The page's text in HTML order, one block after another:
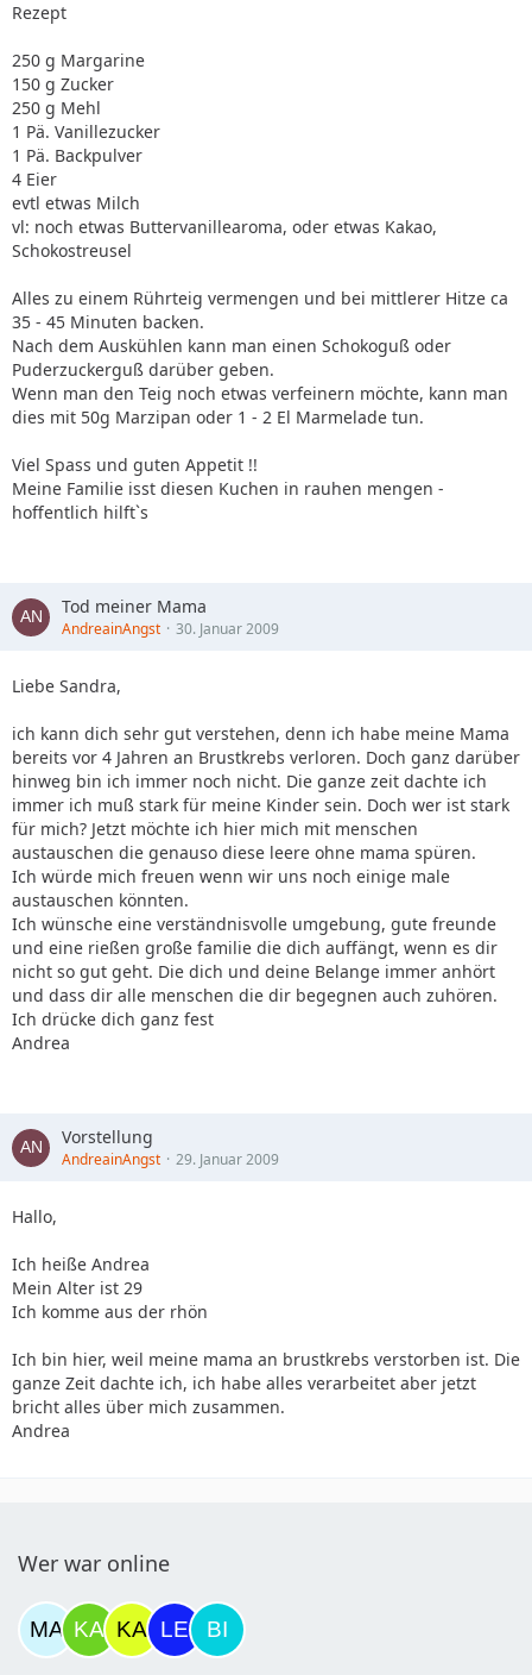
Rezept
250 g Margarine
150 g Zucker
250 g Mehl
1 Pä. Vanillezucker
1 Pä. Backpulver
4 Eier
evtl etwas Milch
vl: noch etwas Buttervanillearoma, oder etwas Kakao,
Schokostreusel
Alles zu einem Rührteig vermengen und bei mittlerer Hitze ca
35 - 45 Minuten backen.
Nach dem Auskühlen kann man einen Schokoguß oder
Puderzuckerguß darüber geben.
Wenn man den Teig noch etwas verfeinern möchte, kann man
dies mit 50g Marzipan oder 1 - 2 El Marmelade tun.
Viel Spass und guten Appetit !!
Meine Familie isst diesen Kuchen in rauhen mengen -
hoffentlich hilft`s
Tod meiner Mama
AndreainAngst 30. Januar 2009
Liebe Sandra,
ich kann dich sehr gut verstehen, denn ich habe meine Mama
bereits vor 4 Jahren an Brustkrebs verloren. Doch ganz darüber
hinweg bin ich immer noch nicht. Die ganze zeit dachte ich
immer ich muß stark für meine Kinder sein. Doch wer ist stark
für mich? Jetzt möchte ich hier mich mit menschen
austauschen die genauso diese leere ohne mama spüren.
Ich würde mich freuen wenn wir uns noch einige male
austauschen könnten.
Ich wünsche eine verständnisvolle umgebung, gute freunde
und eine rießen große familie die dich auffängt, wenn es dir
nicht so gut geht. Die dich und deine Belange immer anhört
und dass dir alle menschen die dir begegnen auch zuhören.
Ich drücke dich ganz fest
Andrea
Vorstellung
AndreainAngst 29. Januar 2009
Hallo,
Ich heiße Andrea
Mein Alter ist 29
Ich komme aus der rhön
Ich bin hier, weil meine mama an brustkrebs verstorben ist. Die
ganze Zeit dachte ich, ich habe alles verarbeitet aber jetzt
bricht alles über mich zusammen.
Andrea
Wer war online